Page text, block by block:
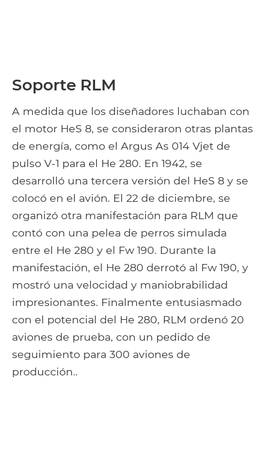
Soporte RLM
A medida que los diseñadores luchaban con
el motor HeS 8, se consideraron otras plantas
de energía, como el Argus As 014 Vjet de
pulso V-1 para el He 280. En 1942, se
desarrolló una tercera versión del HeS 8 y se
colocó en el avión. El 22 de diciembre, se
organizó otra manifestación para RLM que
contó con una pelea de perros simulada
entre el He 280 y el Fw 190. Durante la
manifestación, el He 280 derrotó al Fw 190, y
mostró una velocidad y maniobrabilidad
impresionantes. Finalmente entusiasmado
con el potencial del He 280, RLM ordenó 20
aviones de prueba, con un pedido de
seguimiento para 300 aviones de
producción..